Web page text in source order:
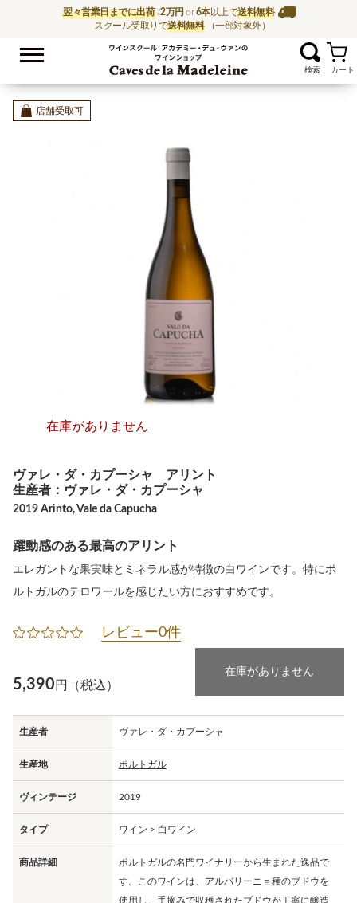
翌々営業日までに出荷/2万円 or6本以上で送料無料
スクール受取りで送料無料 （一部対象外）
ワイン通販ならワイ
お気に入
店舗受取可
在庫がありません
ヴァレ・ダ・カプーシャ アリント
生産者：ヴァレ・ダ・カプーシャ
2019 Arinto, Vale da Capucha
躍動感のある最高のアリント
エレガントな果実味とミネラル感が特徴の白ワインです。特にポ
ルトガルのテロワールを感じたい方におすすめです。
レビュー0件
5,390円（税込）
在庫がありません
生産者 ヴァレ・ダ・カプーシャ
生産地 ポルトガル
ヴィンテージ 2019
タイプ ワイン > 白ワイン
商品詳細
ポルトガルの名門ワイナリーから生まれた逸品で
す。このワインは、アルバリーニョ種のブドウを
使用し、手摘みで収穫されたブドウが丁寧に醸造